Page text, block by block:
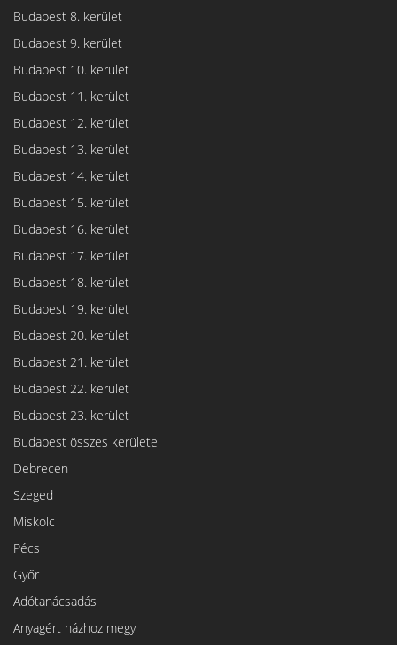
Budapest 8. kerület
Budapest 9. kerület
Budapest 10. kerület
Budapest 11. kerület
Budapest 12. kerület
Budapest 13. kerület
Budapest 14. kerület
Budapest 15. kerület
Budapest 16. kerület
Budapest 17. kerület
Budapest 18. kerület
Budapest 19. kerület
Budapest 20. kerület
Budapest 21. kerület
Budapest 22. kerület
Budapest 23. kerület
Budapest összes kerülete
Debrecen
Szeged
Miskolc
Pécs
Győr
Adótanácsadás
Anyagért házhoz megy